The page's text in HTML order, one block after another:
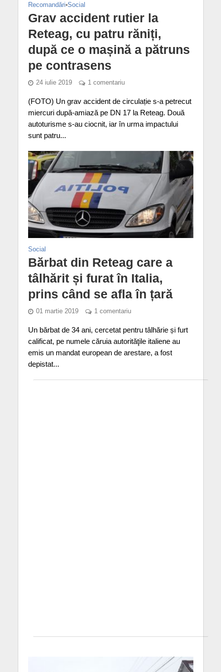
Recomandări•Social
Grav accident rutier la
Reteag, cu patru răniți,
după ce o mașină a pătruns
pe contrasens
24 iulie 2019 1 comentariu
(FOTO) Un grav accident de circulație s-a petrecut
miercuri după-amiază pe DN 17 la Reteag. Două
autoturisme s-au ciocnit, iar în urma impactului
sunt patru...
Social
Bărbat din Reteag care a
tâlhărit și furat în Italia,
prins când se afla în țară
01 martie 2019 1 comentariu
Un bărbat de 34 ani, cercetat pentru tâlhărie și furt
calificat, pe numele căruia autorităţile italiene au
emis un mandat european de arestare, a fost
depistat...